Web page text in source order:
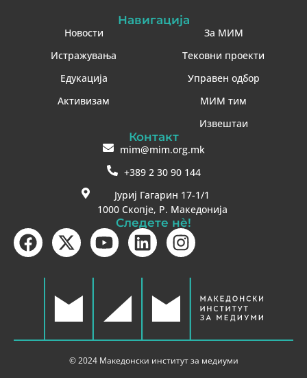
Навигација
Новости
Истражувања
Едукација
Активизам
За МИМ
Тековни проекти
Управен одбор
МИМ тим
Извештаи
Контакт
mim@mim.org.mk
+389 2 30 90 144
Јуриј Гагарин 17-1/1
1000 Скопје, Р. Македонија
Следете нè!
© 2024 Македонски институт за медиуми